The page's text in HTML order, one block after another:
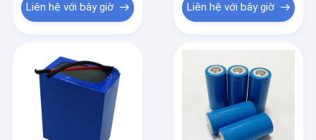
Liên hệ với bây giờ Liên hệ với bây giờ